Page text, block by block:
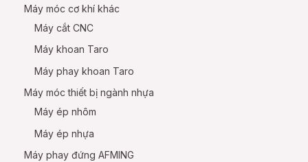
Máy móc cơ khí khác
Máy cắt CNC
Máy khoan Taro
Máy phay khoan Taro
Máy móc thiết bị ngành nhựa
Máy ép nhôm
Máy ép nhựa
Máy phay đứng AFMING